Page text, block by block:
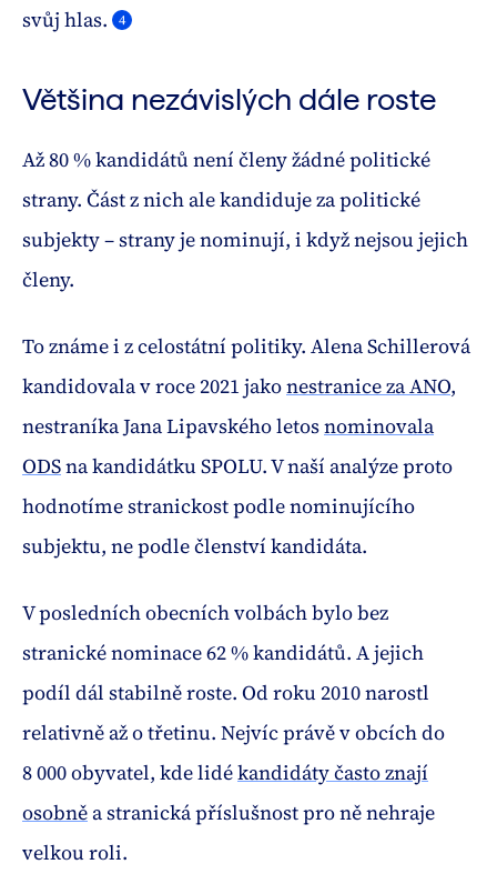
svůj hlas.
4
Většina nezávislých dále roste
Až 80 % kandidátů není členy žádné politické
strany. Část z nich ale kandiduje za politické
subjekty – strany je nominují, i když nejsou jejich
členy.
To známe i z celostátní politiky. Alena Schillerová
kandidovala v roce 2021 jakonestranice za ANO,
nestraníka Jana Lipavského letosnominovala
ODSna kandidátku SPOLU. V naší analýze proto
hodnotíme stranickost podle nominujícího
subjektu, ne podle členství kandidáta.
V posledních obecních volbách bylo bez
stranické nominace 62 % kandidátů. A jejich
podíl dál stabilně roste. Od roku 2010 narostl
relativně až o třetinu. Nejvíc právě v obcích do
8 000 obyvatel, kde lidékandidáty často znají
osobně a stranická příslušnost pro ně nehraje
velkou roli.